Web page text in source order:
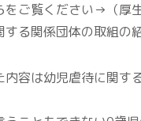
をご覧ください→（厚
する関係団体の取組の
内容は幼児虐待に関す